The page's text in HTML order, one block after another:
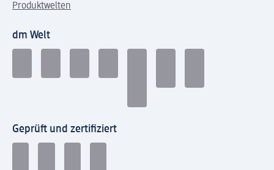
Produktwelten
dm Welt
Geprüft und zertifiziert